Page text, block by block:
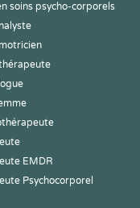
soins psycho-corporels
EMDR
Psychocorporel